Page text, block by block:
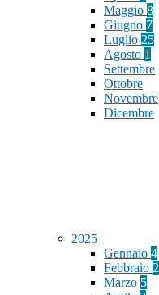
Maggio 8
Giugno 7
Luglio 25
Agosto 1
Settembre
Ottobre
Novembre
Dicembre
2025
Gennaio 4
Febbraio 2
Marzo 5